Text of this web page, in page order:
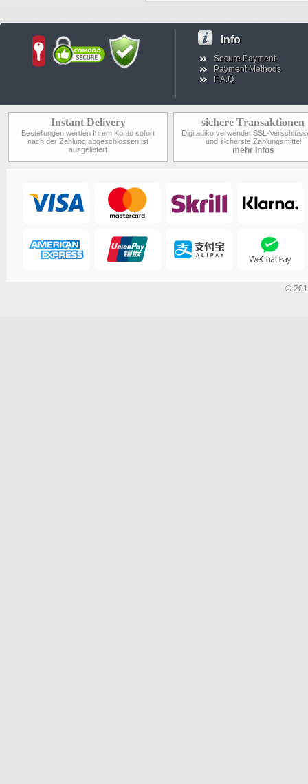
Info
Secure Payment
Payment Methods
F.A.Q
Instant Delivery
Bestellungen werden Ihrem Konto sofort
nach der Zahlung abgeschlossen ist
ausgeliefert
sichere Transaktionen
Digitadiko verwendet SSL-
und sicherste Zahlungsmittel
mehr Infos
©